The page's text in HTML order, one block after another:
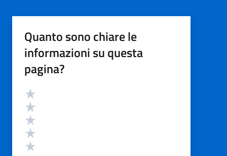
Quanto sono chiare le
informazioni su questa
pagina?
Valutazione